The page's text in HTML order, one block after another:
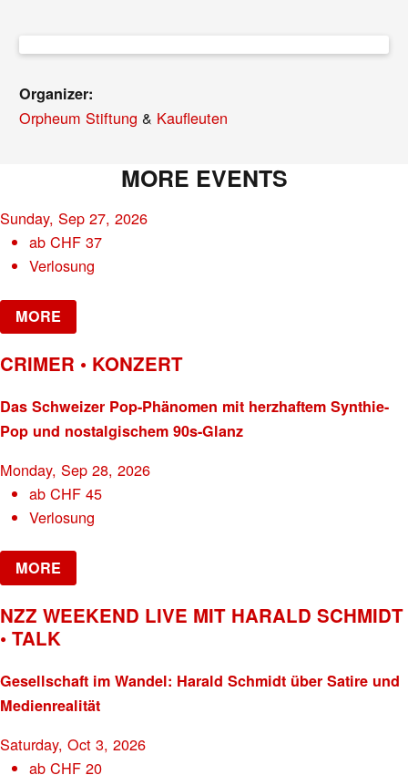
Organizer:
Orpheum Stiftung & Kaufleuten
MORE EVENTS
Sunday, Sep 27, 2026
abCHF 37
Verlosung
MORE
CRIMER • KONZERT
Das Schweizer Pop-Phänomen mit herzhaftem Synthie-
Pop und nostalgischem 90s-Glanz
Monday, Sep 28, 2026
abCHF 45
Verlosung
MORE
NZZ WEEKEND LIVE MIT HARALD SCHMIDT
• TALK
Gesellschaft im Wandel: Harald Schmidt über Satire und
Medienrealität
Saturday, Oct 3, 2026
abCHF 20